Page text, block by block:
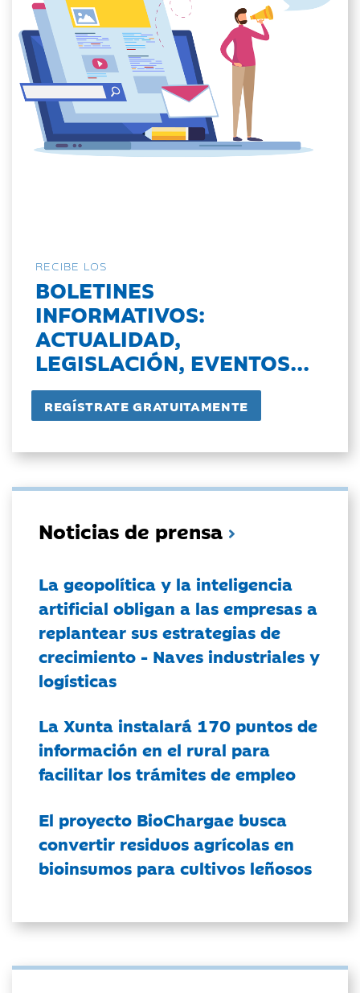
RECIBE LOS
BOLETINES
INFORMATIVOS:
ACTUALIDAD,
LEGISLACIÓN, EVENTOS...
Noticias de prensa
La geopolítica y la inteligencia
artificial obligan a las empresas a
replantear sus estrategias de
crecimiento - Naves industriales y
logísticas
La Xunta instalará 170 puntos de
información en el rural para
facilitar los trámites de empleo
El proyecto BioChargae busca
convertir residuos agrícolas en
bioinsumos para cultivos leñosos